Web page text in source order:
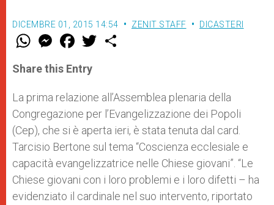
DICEMBRE 01, 2015 14:54 ZENIT STAFF DICASTERI
W
t
s
p
p
M
e
s
e
g
e
r
F
a
e
b
o
k
w
r
Share this Entry
La prima relazione all’Assemblea plenaria della
Congregazione per l’Evangelizzazione dei Popoli
(Cep), che si è aperta ieri, è stata tenuta dal card.
Tarcisio Bertone sul tema “Coscienza ecclesiale e
capacità evangelizzatrice nelle Chiese giovani”. “Le
Chiese giovani con i loro problemi e i loro difetti – ha
evidenziato il cardinale nel suo intervento, riportato